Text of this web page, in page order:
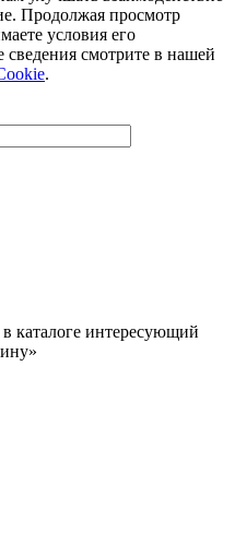
Продолжая просмотр
условия его
сведения смотрите в нашей
.
каталоге интересующий